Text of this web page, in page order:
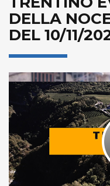
DELLA
DEL 10/11/